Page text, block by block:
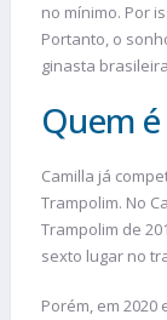
no mínimo. Por
Portanto, o
ginasta
Quem
Camilla já
Trampolim. No
Trampolim de
sexto lugar no
Porém, em